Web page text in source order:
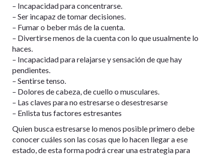
– Incapacidad para concentrarse.
– Ser incapaz de tomar decisiones.
– Fumar o beber más de la cuenta.
– Divertirse menos de la cuenta con lo que usualmente lo
haces.
– Incapacidad para relajarse y sensación de que hay
pendientes.
– Sentirse tenso.
– Dolores de cabeza, de cuello o musculares.
– Las claves para no estresarse o desestresarse
– Enlista tus factores estresantes
Quien busca estresarse lo menos posible primero debe
conocer cuáles son las cosas que lo hacen llegar a ese
estado, de esta forma podrá crear una estrategia para